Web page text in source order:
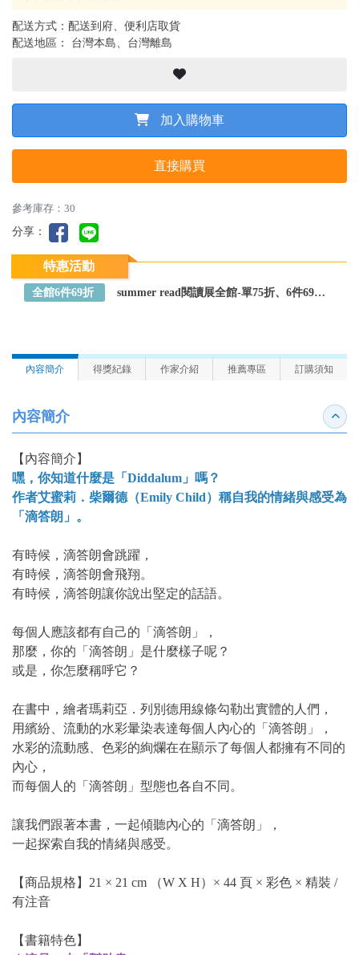
配送方式：配送到府、便利店取貨
配送地區： 台灣本島、台灣離島
加入購物車
直接購買
參考庫存：30
分享：
特惠活動
全館6件69折 summer read閱讀展全館-單75折、6件69折～全館任選
內容簡介 得獎紀錄 作家介紹 推薦專區 訂購須知
內容簡介 收合
【內容簡介】
嘿，你知道什麼是「Diddalum」嗎？
作者艾蜜莉．柴爾德（Emily Child）稱自我的情緒與感受為
「滴答朗」。
有時候，滴答朗會跳躍，
有時候，滴答朗會飛翔。
有時候，滴答朗讓你說出堅定的話語。
每個人應該都有自己的「滴答朗」，
那麼，你的「滴答朗」是什麼樣子呢？
或是，你怎麼稱呼它？
在書中，繪者瑪莉亞．列別德用線條勾勒出實體的人們，
用繽紛、流動的水彩暈染表達每個人內心的「滴答朗」，
水彩的流動感、色彩的絢爛在在顯示了每個人都擁有不同的
內心，
而每個人的「滴答朗」型態也各自不同。
讓我們跟著本書，一起傾聽內心的「滴答朗」，
一起探索自我的情緒與感受。
【商品規格】21 × 21 cm （W X H）× 44 頁 × 彩色 × 精裝 /
有注音
【書籍特色】